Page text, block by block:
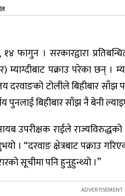
१४ फागुन । सरकारद्वारा
म्याग्दीबाट पक्राउ परेका छन् ।
दरवाङको टोलीले बिहीबार साँझ
पुनलाई बिहीबार साँझ नै बेनी
उपरीक्षक राईले
। “दरवाङ क्षेत्रबाट पक्राउ
सूचीमा पनि हुनुहुन्थ्यो ।”